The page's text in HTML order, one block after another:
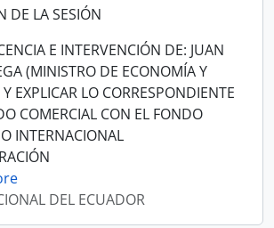
DE LA SESIÓN
E INTERVENCIÓN DE: JUAN
(MINISTRO DE ECONOMÍA Y
EXPLICAR LO CORRESPONDIENTE
COMERCIAL CON EL FONDO
INTERNACIONAL
DEL ECUADOR